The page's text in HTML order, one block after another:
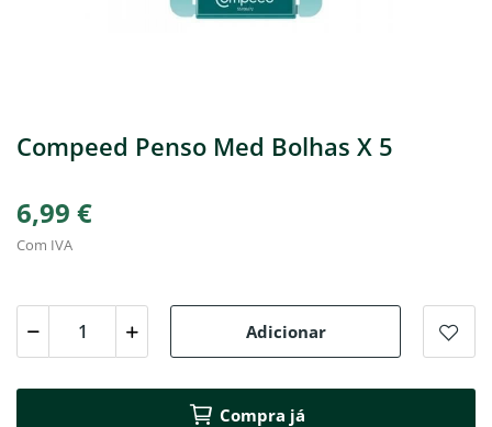
Compeed Penso Med Bolhas X 5
6,99 €
Com IVA
Adicionar
Compra já